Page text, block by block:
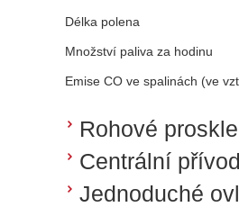
Délka polena
Množství paliva za hodinu
Emise CO ve spalinách (ve
Rohové
Centrální
Jednoduché